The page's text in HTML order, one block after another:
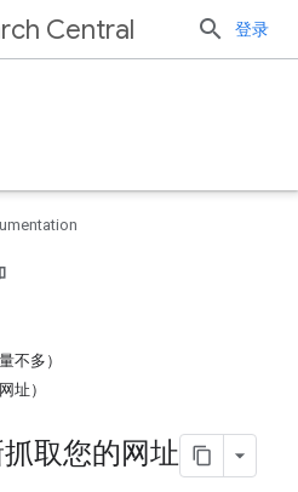
Central 登录
不多）
址）
取您的网址